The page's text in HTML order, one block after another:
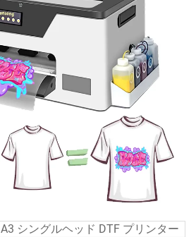
A3 シングルヘッド DTF プリンター